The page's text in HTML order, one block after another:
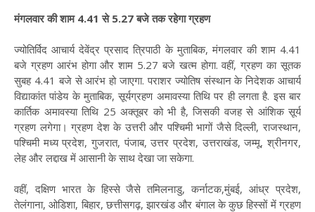
मंगलवार की शाम 4.41 से 5.27 बजे तक रहेगा ग्रहण
ज्योतिर्विद आचार्य देवेंद्र प्रसाद त्रिपाठी के मुताबिक, मंगलवार की शाम 4.41
बजे ग्रहण आरंभ होगा और शाम 5.27 बजे खत्म होगा. वहीं, ग्रहण का सूतक
सुबह 4.41 बजे से आरंभ हो जाएगा. पराशर ज्योतिष संस्थान के निदेशक आचार्य
विद्याकांत पांडेय के मुताबिक, सूर्यग्रहण अमावस्या तिथि पर ही लगता है. इस बार
कार्तिक अमावस्या तिथि 25 अक्तूबर को भी है, जिसकी वजह से आंशिक सूर्य
ग्रहण लगेगा। ग्रहण देश के उत्तरी और पश्चिमी भागों जैसे दिल्ली, राजस्थान,
पश्चिमी मध्य प्रदेश, गुजरात, पंजाब, उत्तर प्रदेश, उत्तराखंड, जम्मू, श्रीनगर,
लेह और लद्दाख में आसानी के साथ देखा जा सकेगा.
वहीं, दक्षिण भारत के हिस्से जैसे तमिलनाडु, कर्नाटक,मुंबई, आंध्र प्रदेश,
तेलंगाना, ओडिशा, बिहार, छत्तीसगढ़, झारखंड और बंगाल के कुछ हिस्सों में ग्रहण